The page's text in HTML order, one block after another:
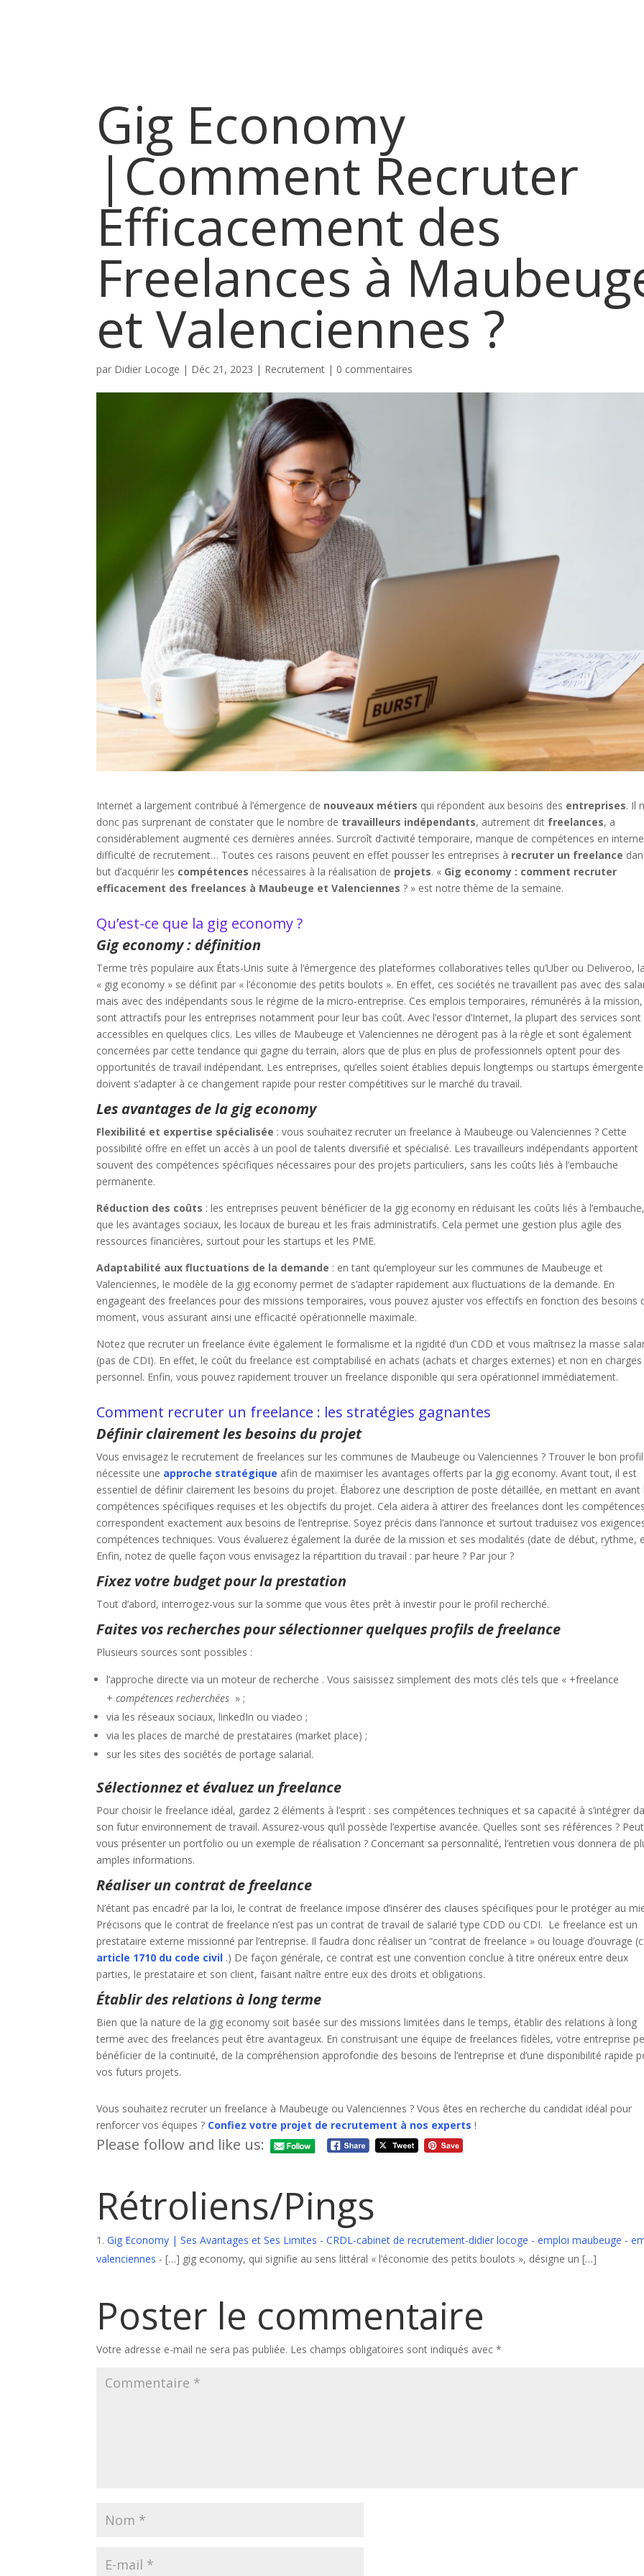
Gig Economy
|Comment Recruter
Efficacement des
Freelances à
et Valenciennes ?
par Didier Locoge | Déc 21, 2023 | Recrutement | 0 commentaires
Internet a largement contribué à l’émergence de nouveaux métiers qui répondent aux besoins des entreprises. Il
donc pas surprenant de constater que le nombre de travailleurs indépendants, autrement dit freelances, a
considérablement augmenté ces dernières années. Surcroît d’activité temporaire, manque de compétences en
difficulté de recrutement… Toutes ces raisons peuvent en effet pousser les entreprises à recruter un freelance
but d’acquérir les compétences nécessaires à la réalisation de projets. « Gig economy : comment recruter
efficacement des freelances à Maubeuge et Valenciennes ? » est notre thème de la semaine.
Qu’est-ce que la gig economy ?
Gig economy : définition
Terme très populaire aux États-Unis suite à l’émergence des plateformes collaboratives telles qu’Uber ou Deliveroo, la
« gig economy » se définit par « l’économie des petits boulots ». En effet, ces sociétés ne travaillent pas avec des
mais avec des indépendants sous le régime de la micro-entreprise. Ces emplois temporaires, rémunérés à la mission,
sont attractifs pour les entreprises notamment pour leur bas coût. Avec l’essor d’Internet, la plupart des services sont
accessibles en quelques clics. Les villes de Maubeuge et Valenciennes ne dérogent pas à la règle et sont également
concernées par cette tendance qui gagne du terrain, alors que de plus en plus de professionnels optent pour des
opportunités de travail indépendant. Les entreprises, qu’elles soient établies depuis longtemps ou startups
doivent s’adapter à ce changement rapide pour rester compétitives sur le marché du travail.
Les avantages de la gig economy
Flexibilité et expertise spécialisée : vous souhaitez recruter un freelance à Maubeuge ou Valenciennes ? Cette
possibilité offre en effet un accès à un pool de talents diversifié et spécialisé. Les travailleurs indépendants apportent
souvent des compétences spécifiques nécessaires pour des projets particuliers, sans les coûts liés à l’embauche
permanente.
Réduction des coûts : les entreprises peuvent bénéficier de la gig economy en réduisant les coûts liés à
que les avantages sociaux, les locaux de bureau et les frais administratifs. Cela permet une gestion plus agile des
ressources financières, surtout pour les startups et les PME.
Adaptabilité aux fluctuations de la demande : en tant qu’employeur sur les communes de Maubeuge et
Valenciennes, le modèle de la gig economy permet de s’adapter rapidement aux fluctuations de la demande. En
engageant des freelances pour des missions temporaires, vous pouvez ajuster vos effectifs en fonction des besoins
moment, vous assurant ainsi une efficacité opérationnelle maximale.
Notez que recruter un freelance évite également le formalisme et la rigidité d’un CDD et vous maîtrisez la masse
(pas de CDI). En effet, le coût du freelance est comptabilisé en achats (achats et charges externes) et non en charges
personnel. Enfin, vous pouvez rapidement trouver un freelance disponible qui sera opérationnel immédiatement.
Comment recruter un freelance : les stratégies gagnantes
Définir clairement les besoins du projet
Vous envisagez le recrutement de freelances sur les communes de Maubeuge ou Valenciennes ? Trouver le bon profil
nécessite une approche stratégique afin de maximiser les avantages offerts par la gig economy. Avant tout, il est
essentiel de définir clairement les besoins du projet. Élaborez une description de poste détaillée, en mettant en avant
compétences spécifiques requises et les objectifs du projet. Cela aidera à attirer des freelances dont les compétences
correspondent exactement aux besoins de l’entreprise. Soyez précis dans l’annonce et surtout traduisez vos
compétences techniques. Vous évaluerez également la durée de la mission et ses modalités (date de début, rythme,
Enfin, notez de quelle façon vous envisagez la répartition du travail : par heure ? Par jour ?
Fixez votre budget pour la prestation
Tout d’abord, interrogez-vous sur la somme que vous êtes prêt à investir pour le profil recherché.
Faites vos recherches pour sélectionner quelques profils de freelance
Plusieurs sources sont possibles :
l’approche directe via un moteur de recherche . Vous saisissez simplement des mots clés tels que « +freelance
+compétences recherchées » ;
via les réseaux sociaux, linkedIn ou viadeo ;
via les places de marché de prestataires (market place) ;
sur les sites des sociétés de portage salarial.
Sélectionnez et évaluez un freelance
Pour choisir le freelance idéal, gardez 2 éléments à l’esprit : ses compétences techniques et sa capacité à s’intégrer
son futur environnement de travail. Assurez-vous qu’il possède l’expertise avancée. Quelles sont ses références ?
vous présenter un portfolio ou un exemple de réalisation ? Concernant sa personnalité, l’entretien vous donnera de
amples informations.
Réaliser un contrat de freelance
N’étant pas encadré par la loi, le contrat de freelance impose d’insérer des clauses spécifiques pour le protéger au
Précisons que le contrat de freelance n’est pas un contrat de travail de salarié type CDD ou CDI. Le freelance est un
prestataire externe missionné par l’entreprise. Il faudra donc réaliser un “contrat de freelance » ou louage d’ouvrage
article 1710 du code civil .) De façon générale, ce contrat est une convention conclue à titre onéreux entre deux
parties, le prestataire et son client, faisant naître entre eux des droits et obligations.
Établir des relations à long terme
Bien que la nature de la gig economy soit basée sur des missions limitées dans le temps, établir des relations à long
terme avec des freelances peut être avantageux. En construisant une équipe de freelances fidèles, votre entreprise
bénéficier de la continuité, de la compréhension approfondie des besoins de l’entreprise et d’une disponibilité rapide
vos futurs projets.
Vous souhaitez recruter un freelance à Maubeuge ou Valenciennes ? Vous êtes en recherche du candidat idéal pour
renforcer vos équipes ? Confiez votre projet de recrutement à nos experts !
Please follow and like us:
Rétroliens/Pings
Gig Economy | Ses Avantages et Ses Limites - CRDL-cabinet de recrutement-didier locoge - emploi maubeuge -
valenciennes - […] gig economy, qui signifie au sens littéral « l’économie des petits boulots », désigne un […]
Poster le commentaire
Votre adresse e-mail ne sera pas publiée. Les champs obligatoires sont indiqués avec*